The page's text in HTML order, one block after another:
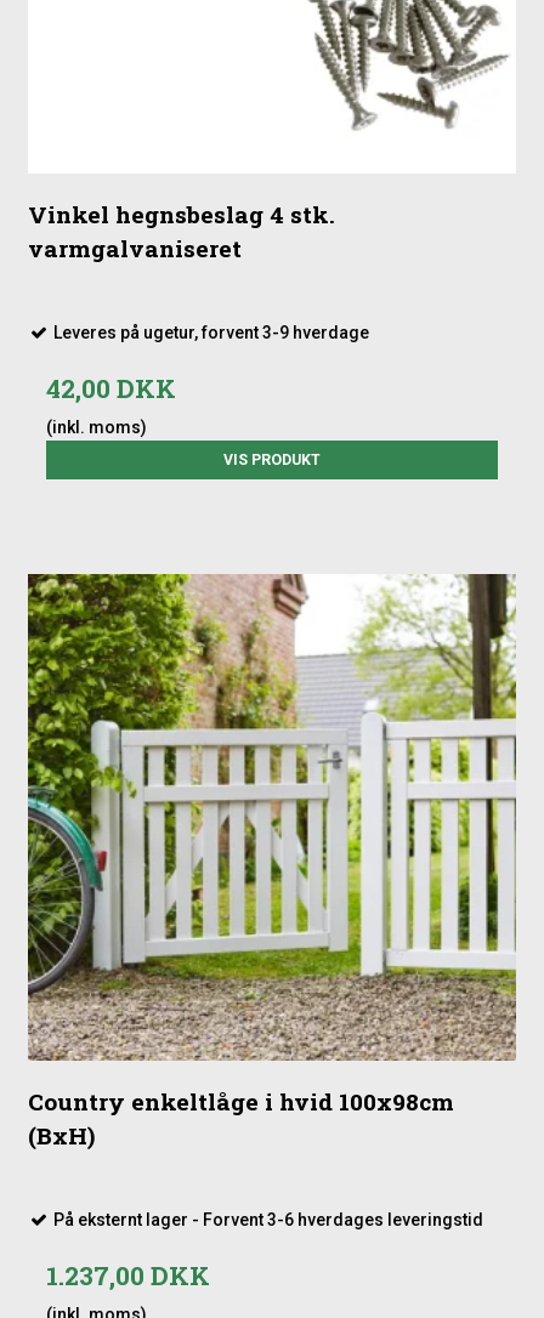
Vinkel hegnsbeslag 4 stk.
varmgalvaniseret
Leveres på ugetur, forvent 3-9 hverdage
42,00 DKK
(inkl. moms)
VIS PRODUKT
Country enkeltlåge i hvid 100x98cm
(BxH)
På eksternt lager - Forvent 3-6 hverdages leveringstid
1.237,00 DKK
(inkl. moms)